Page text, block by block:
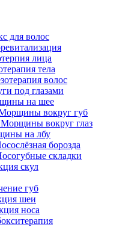
для волос
лица
тела
волос
под глазами
на шее
вокруг губ
Морщины вокруг глаз
на лбу
борозда
складки
скул
губ
шеи
носа